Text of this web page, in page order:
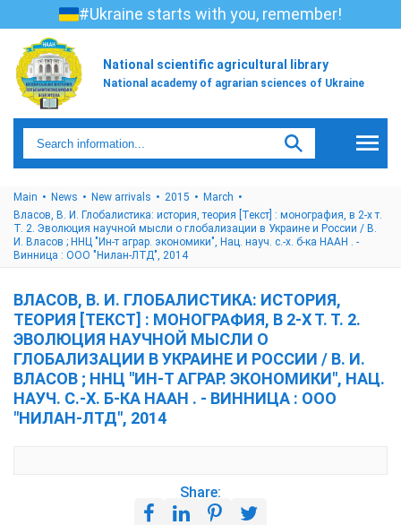
#Ukraine starts with you, remember!
National scientific agricultural library
National academy of agrarian sciences of Ukraine
Main News New arrivals 2015
March
Власов, В. И. Глобалистика: история, теория [Текст] : монография, в 2-х т.
Т. 2. Эволюция научной мысли о глобализации в Украине и России / В.
И. Власов ; ННЦ "Ин-т аграр. экономики", Нац. науч. с.-х. б-ка НААН . -
Винница : ООО "Нилан-ЛТД", 2014
ВЛАСОВ, В. И. ГЛОБАЛИСТИКА: ИСТОРИЯ,
ТЕОРИЯ [ТЕКСТ] : МОНОГРАФИЯ, В 2-Х Т. Т. 2.
ЭВОЛЮЦИЯ НАУЧНОЙ МЫСЛИ О
ГЛОБАЛИЗАЦИИ В УКРАИНЕ И РОССИИ / В. И.
ВЛАСОВ ; ННЦ "ИН-Т АГРАР. ЭКОНОМИКИ", НАЦ.
НАУЧ. С.-Х. Б-КА НААН . - ВИННИЦА : ООО
"НИЛАН-ЛТД", 2014
Share: